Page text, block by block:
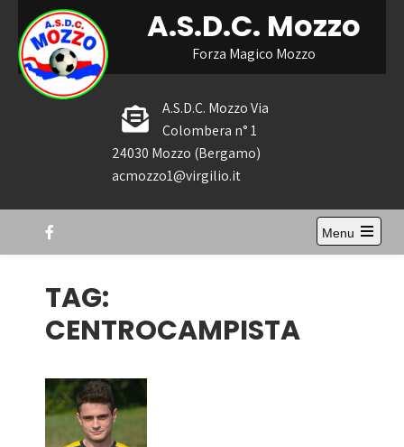
content
A.S.D.C. Mozzo
Forza Magico Mozzo
A.S.D.C. Mozzo Via
Colombera n° 1
24030 Mozzo (Bergamo)
acmozzo1@virgilio.it
Menu
Open
TAG:
CENTROCAMPISTA